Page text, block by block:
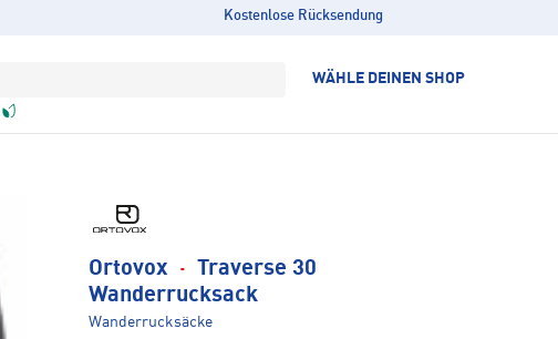
Kostenlose Rücksendung
WÄHLE DEINEN SHOP
Ortovox · Traverse 30
Wanderrucksack
Wanderrucksäcke